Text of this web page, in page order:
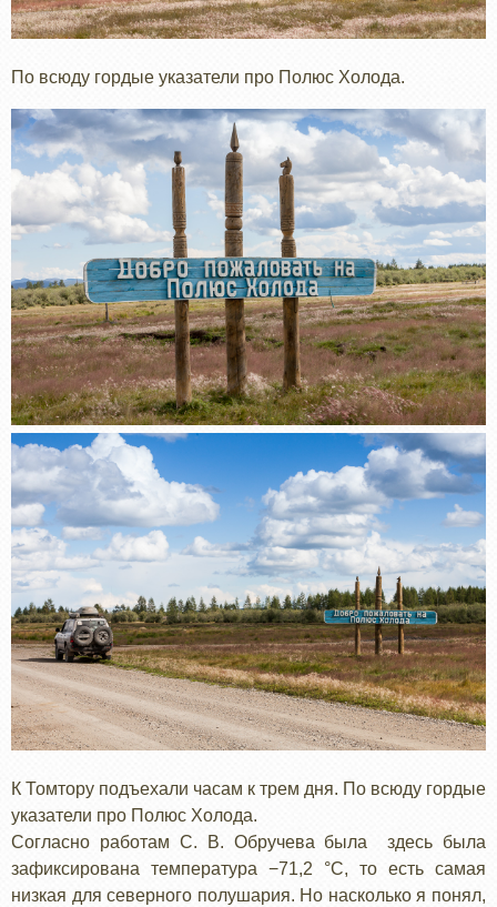
По всюду гордые указатели про Полюс Холода.
К Томтору подъехали часам к трем дня. По всюду гордые
указатели про Полюс Холода.
Согласно работам С. В. Обручева была здесь была
зафиксирована температура −71,2 °C, то есть самая
низкая для северного полушария. Но насколько я понял,